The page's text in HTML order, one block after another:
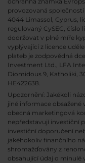
provozovaná společností
4044 Limassol, Cyprus,
regulovaný CySEC, číslo
dodržovat v plné míře
vyplývající z licence
plateb je zodpovědná
Investment Ltd., LFA
Diomidous 9, Katholiki,
HE422638.
Upozornění: Jakékoli
jiné informace
obecná marketingová
nepředstavují investiční
investiční doporučení
jakéhokoliv finančního
shromažďovány z
obsahující údaj o minulé